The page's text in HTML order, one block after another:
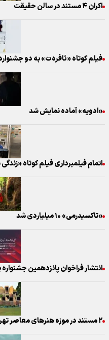
اکران ۴ مستند در سالن حقیقت
فیلم کوتاه «ئافره‌ت» به دو
«ادویه» آماده نمایش شد
اتمام فیلمبرداری فیلم کوتاه
«تاکسیدرمی» ۱۰ میلیاردی شد
انتشار فراخوان پانزدهمین جشنواره
۲ مستند در موزه هنرهای معاصر تهران اکران می‌شود